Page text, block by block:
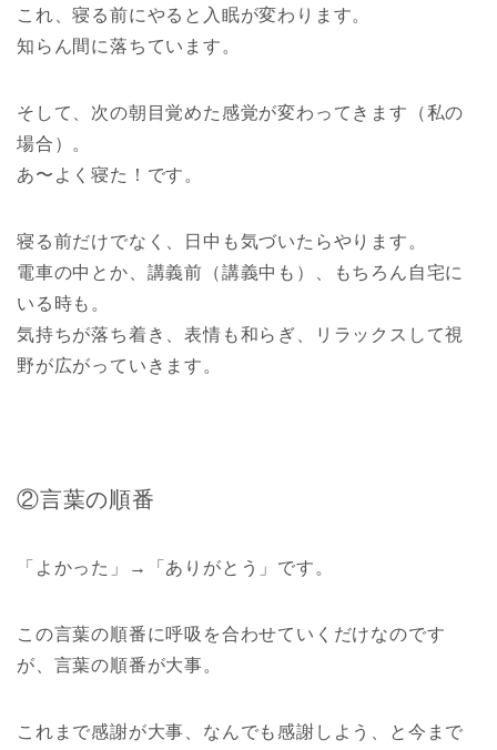
これ、寝る前にやると入眠が変わります。
知らん間に落ちています。
そして、次の朝目覚めた感覚が変わってきます（私の
場合）。
あ〜よく寝た！です。
寝る前だけでなく、日中も気づいたらやります。
電車の中とか、講義前（講義中も）、もちろん自宅に
いる時も。
気持ちが落ち着き、表情も和らぎ、リラックスして視
野が広がっていきます。
②言葉の順番
「よかった」→「ありがとう」です。
この言葉の順番に呼吸を合わせていくだけなのです
が、言葉の順番が大事。
これまで感謝が大事、なんでも感謝しよう、と今まで